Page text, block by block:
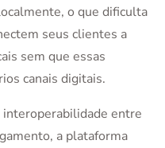
o que dificulta
seus clientes a
sem que essas
canais digitais.
interoperabilidade entre
a plataforma